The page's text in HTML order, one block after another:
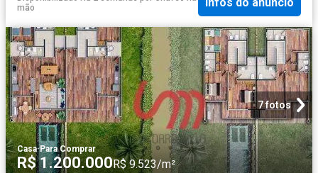
mão
7 fotos
Casa·Para Comprar
R$ 1.200.000R$ 9.523/m²